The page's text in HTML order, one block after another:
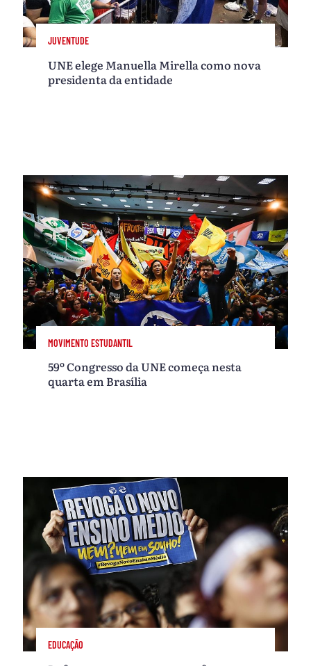
JUVENTUDE
UNE elege Manuella Mirella como nova
presidenta da entidade
MOVIMENTO ESTUDANTIL
59º Congresso da UNE começa nesta
quarta em Brasília
EDUCAÇÃO